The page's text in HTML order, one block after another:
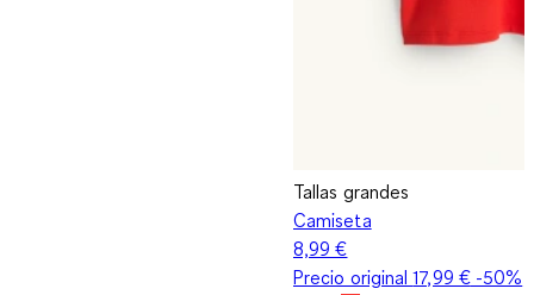
Tallas grandes
Camiseta
8,99 €
Precio original17,99 €-50%